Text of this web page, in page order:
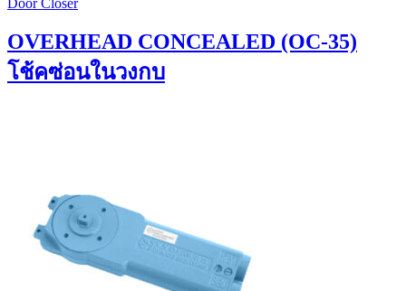
Door Closer
OVERHEAD CONCEALED (OC-35)
โช้คซ่อนในวงกบ